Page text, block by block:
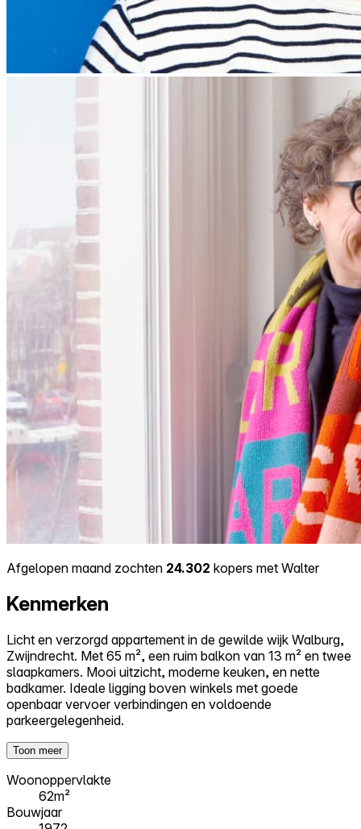
Afgelopen maand zochten 24.302 kopers met Walter
Kenmerken
Licht en verzorgd appartement in de gewilde wijk Walburg,
Zwijndrecht. Met 65 m², een ruim balkon van 13 m² en twee
slaapkamers. Mooi uitzicht, moderne keuken, en nette
badkamer. Ideale ligging boven winkels met goede
openbaar vervoer verbindingen en voldoende
parkeergelegenheid.
Toon meer
Woonoppervlakte
62m²
Bouwjaar